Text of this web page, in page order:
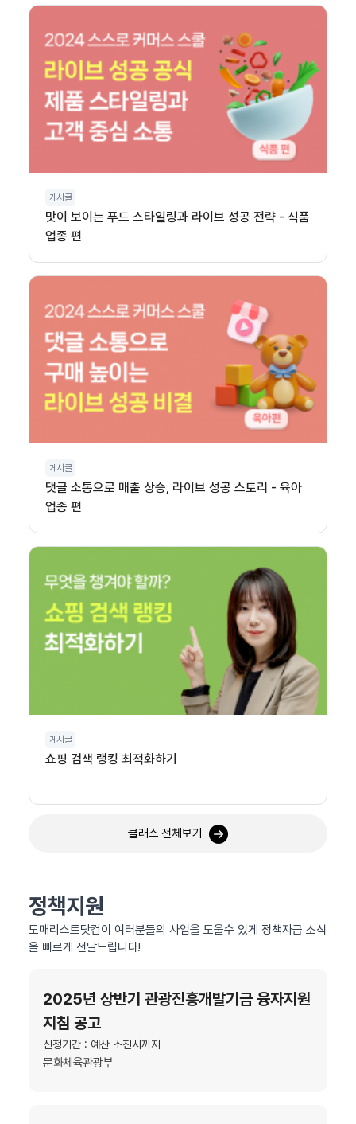
게시글
맛이 보이는 푸드 스타일링과 라이브 성공 전략 - 식품
업종 편
게시글
댓글 소통으로 매출 상승, 라이브 성공 스토리 - 육아
업종 편
게시글
쇼핑 검색 랭킹 최적화하기
클래스 전체보기
정책지원
도매리스트닷컴이 여러분들의 사업을 도울수 있게 정책자금 소식
을 빠르게 전달드립니다!
2025년 상반기 관광진흥개발기금 융자지원
지침 공고
신청기간 : 예산 소진시까지
문화체육관광부